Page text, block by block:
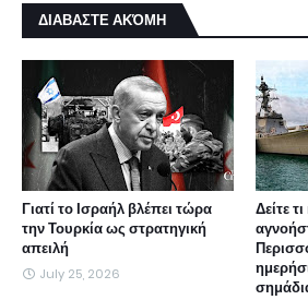
ΔΙΑΒΑΣΤΕ ΑΚΌΜΗ
Γιατί το Ισραήλ βλέπει τώρα
την Τουρκία ως στρατηγική
απειλή
July 25, 2026
Δείτε